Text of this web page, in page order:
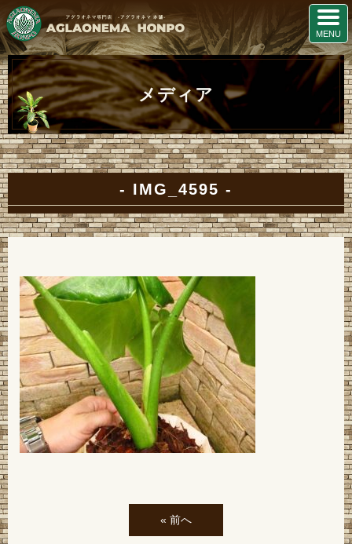
メディア
IMG_4595
« 前へ